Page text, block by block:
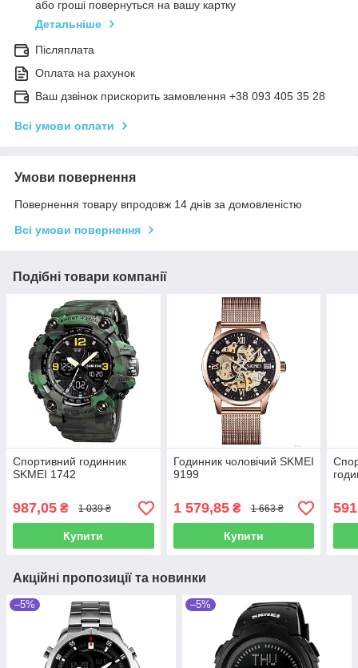
або гроші повернуться на вашу картку
Детальніше
Післяплата
Оплата на рахунок
Ваш дзвінок прискорить замовлення +38 093 405 35 28
Всі умови оплати
Умови повернення
Повернення товару впродовж 14 днів за домовленістю
Всі умови повернення
Подібні товари компанії
Спортивний годинник
SKMEI 1742
987,05 ₴ 1 039 ₴
Купити
Годинник чоловічий SKMEI
9199
1 579,85₴ 1 663 ₴
Купити
Акційні пропозиції та новинки
–5% –5%